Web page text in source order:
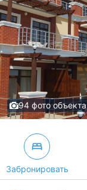
94 фото объекта
Забронировать